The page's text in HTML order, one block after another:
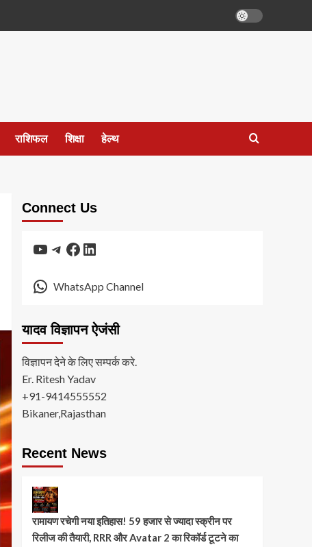
राशिफल शिक्षा हेल्थ
Connect Us
YouTube
Telegram
Facebook
LinkedIn
WhatsApp Channel
यादव विज्ञापन ऐजंसी
विज्ञापन देने के लिए सम्पर्क करे.
Er. Ritesh Yadav
+91-9414555552
Bikaner,Rajasthan
Recent News
रामायण रचेगी नया इतिहास! 59 हजार से ज्यादा स्क्रीन पर
रिलीज की तैयारी, RRR और Avatar 2 का रिकॉर्ड टूटने का